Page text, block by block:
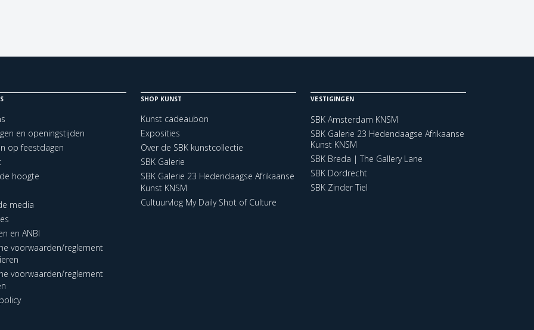
en openingstijden
op feestdagen
hoogte
media
en ANBI
voorwaarden/reglement
voorwaarden/reglement
SHOP KUNST
Kunst cadeaubon
Exposities
Over de SBK kunstcollectie
SBK Galerie
SBK Galerie 23 Hedendaagse Afrikaanse
Kunst KNSM
Cultuurvlog My Daily Shot of Culture
VESTIGINGEN
SBK Amsterdam KNSM
SBK Galerie 23 Hedendaagse Afrikaanse
Kunst KNSM
SBK Breda | The Gallery Lane
SBK Dordrecht
SBK Zinder Tiel